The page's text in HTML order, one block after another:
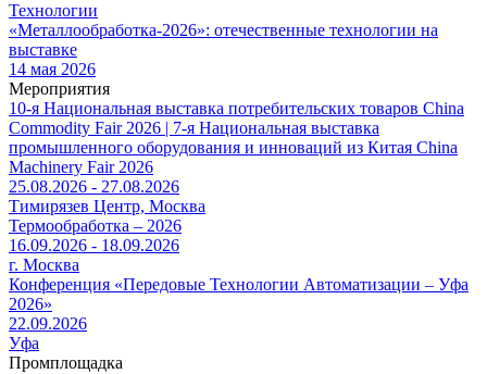
Технологии
«Металлообработка-2026»: отечественные технологии на
выставке
14 мая 2026
Мероприятия
10-я Национальная выставка потребительских товаров China
Commodity Fair 2026 | 7-я Национальная выставка
промышленного оборудования и инноваций из Китая China
Machinery Fair 2026
25.08.2026 - 27.08.2026
Тимирязев Центр, Москва
Термообработка – 2026
16.09.2026 - 18.09.2026
г. Москва
Конференция «Передовые Технологии Автоматизации – Уфа
2026»
22.09.2026
Уфа
Промплощадка